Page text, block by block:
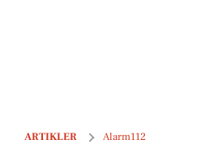
ARTIKLER Alarm112
Husqvarna havetraktor stjålet fra